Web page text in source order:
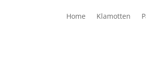
Home Klamotten